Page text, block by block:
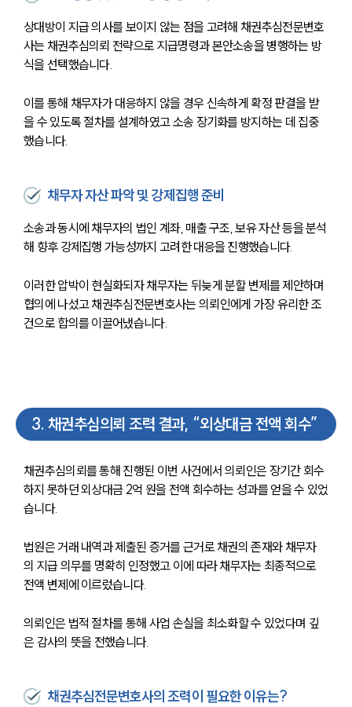
상대방이 지급 의사를 보이지 않는 점을 고려해 채권추심전문변호
사는 채권추심의뢰 전략으로 지급명령과 본안소송을 병행하는 방
식을 선택했습니다.
이를 통해 채무자가 대응하지 않을 경우 신속하게 확정 판결을 받
을 수 있도록 절차를 설계하였고 소송 장기화를 방지하는 데 집중
했습니다.
채무자 자산 파악 및 강제집행 준비
소송과 동시에 채무자의 법인 계좌, 매출 구조, 보유 자산 등을 분석
해 향후 강제집행 가능성까지 고려한 대응을 진행했습니다.
이러한 압박이 현실화되자 채무자는 뒤늦게 분할 변제를 제안하며
협의에 나섰고 채권추심전문변호사는 의뢰인에게 가장 유리한 조
건으로 합의를 이끌어냈습니다.
3. 채권추심의뢰 조력 결과, “외상대금 전액 회수”
채권추심의뢰를 통해 진행된 이번 사건에서 의뢰인은 장기간 회수
하지 못하던 외상대금 2억 원을 전액 회수하는 성과를 얻을 수 있었
습니다.
법원은 거래 내역과 제출된 증거를 근거로 채권의 존재와 채무자
의 지급 의무를 명확히 인정했고 이에 따라 채무자는 최종적으로
전액 변제에 이르렀습니다.
의뢰인은 법적 절차를 통해 사업 손실을 최소화할 수 있었다며 깊
은 감사의 뜻을 전했습니다.
채권추심전문변호사의 조력이 필요한 이유는?